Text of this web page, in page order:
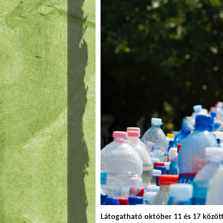
Látogatható október 11 és 17